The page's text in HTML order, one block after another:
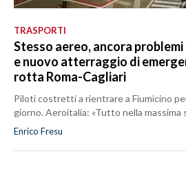
TRASPORTI
Stesso aereo, ancora
e nuovo atterraggio di
rotta Roma-Cagliari
Piloti costretti a rientrare a Fiumicino
giorno. Aeroitalia: «Tutto nella massima
Enrico Fresu